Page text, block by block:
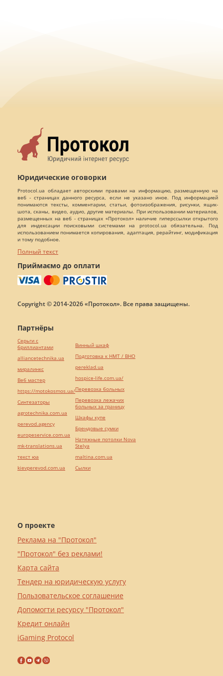
Юридические оговорки
Protocol.ua обладает авторскими правами на информацию, размещенную на
веб - страницах данного ресурса, если не указано иное. Под информацией
понимаются тексты, комментарии, статьи, фотоизображения, рисунки, ящик-
шота, сканы, видео, аудио, другие материалы. При использовании материалов,
размещенных на веб - страницах «Протокол» наличие гиперссылки открытого
для индексации поисковыми системами на protocol.ua обязательна. Под
использованием понимается копирования, адаптация, рерайтинг, модификация
и тому подобное.
Полный текст
Приймаємо до оплати
Copyright © 2014-2026 «Протокол». Все права защищены.
О проекте
Реклама на "Протокол"
"Протокол" без реклами!
Карта сайта
Тендер на юридическую услугу
Пользовательское соглашение
Допомогти ресурсу "Протокол"
Кредит онлайн
iGaming Protocol
Партнёры
Серьги с
бриллиантами
alliancetechnika.ua
миралинкс
Веб мастер
https://motokosmos.ua/
Синтезаторы
agrotechnika.com.ua
perevod.agency
europeservice.com.ua
mk-translations.ua
текст юа
kievperevod.com.ua
Винный шкаф
Подготовка к НМТ / ВНО
pereklad.ua
hospice-life.com.ua/
Перевозка больных
Перевозка лежачих
больных за границу
Шкафы купе
Брендовые сумки
Натяжные потолки Nova
Stelya
maltina.com.ua
Cылки